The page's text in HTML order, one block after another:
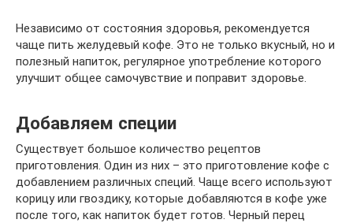
Независимо от состояния здоровья, рекомендуется
чаще пить желудевый кофе. Это не только вкусный, но и
полезный напиток, регулярное употребление которого
улучшит общее самочувствие и поправит здоровье.
Добавляем специи
Существует большое количество рецептов
приготовления. Один из них – это приготовление кофе с
добавлением различных специй. Чаще всего используют
корицу или гвоздику, которые добавляются в кофе уже
после того, как напиток будет готов. Черный перец